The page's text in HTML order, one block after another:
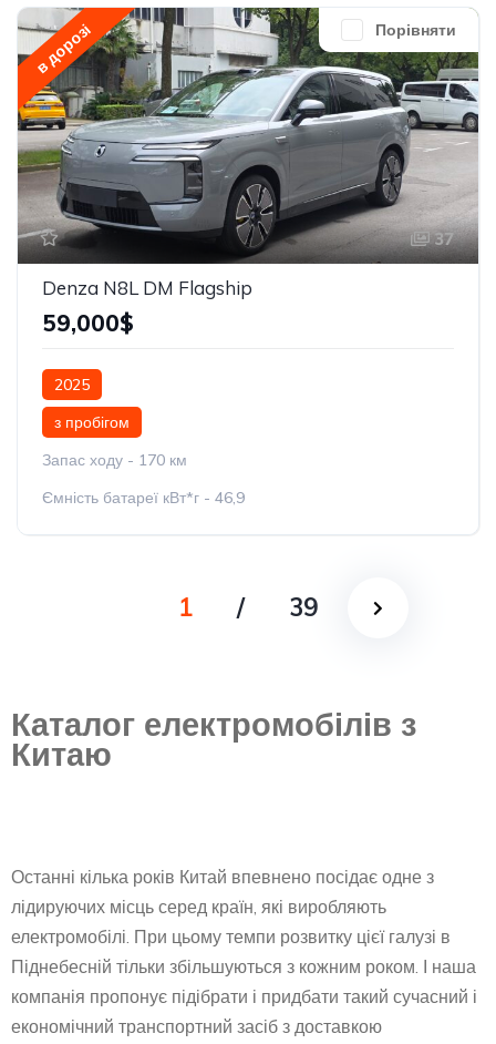
Порівняти
в дорозі
37
Denza N8L DM Flagship
59,000$
2025
з пробігом
Запас ходу - 170 км
Ємність батареї кВт*г - 46,9
1 / 39
Каталог електромобілів з
Китаю
Останні кілька років Китай впевнено посідає одне з
лідируючих місць серед країн, які виробляють
електромобілі. При цьому темпи розвитку цієї галузі в
Піднебесній тільки збільшуються з кожним роком. І наша
компанія пропонує підібрати і придбати такий сучасний і
економічний транспортний засіб з доставкою